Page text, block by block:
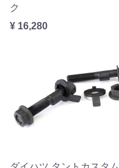
ク
¥ 16,280